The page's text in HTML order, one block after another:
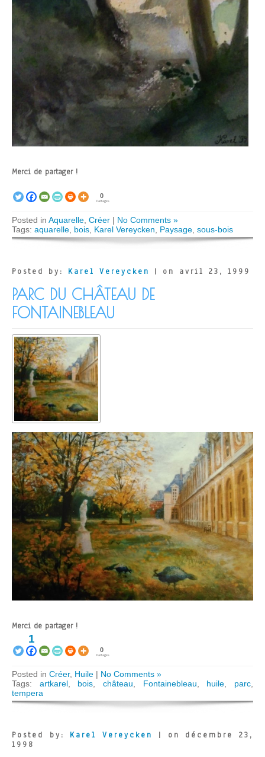
Merci de partager !
0
Partages
Posted in Aquarelle, Créer | No Comments »
Tags: aquarelle, bois, Karel Vereycken, Paysage, sous-bois
Posted by: Karel Vereycken | on avril 23, 1999
PARC DU CHÂTEAU DE
FONTAINEBLEAU
Merci de partager !
1
0
Partages
Posted in Créer, Huile | No Comments »
Tags: artkarel, bois,château, Fontainebleau, huile, parc,
tempera
Posted by: Karel Vereycken
| on décembre 23,
1998